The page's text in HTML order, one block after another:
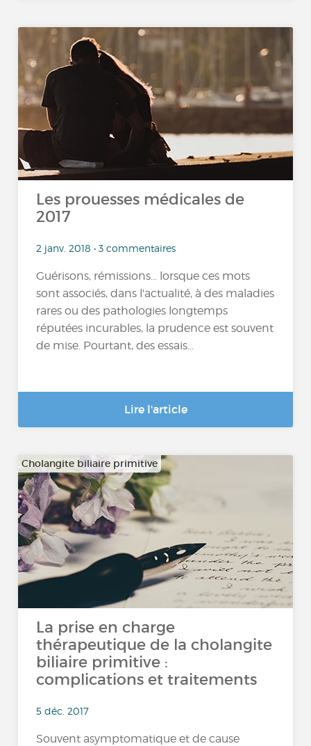
Les prouesses médicales de
2017
2 janv. 2018 • 3 commentaires
Guérisons, rémissions... lorsque ces mots
sont associés, dans l'actualité, à des maladies
rares ou des pathologies longtemps
réputées incurables, la prudence est souvent
de mise. Pourtant, des essais...
Lire l'article
Cholangite biliaire primitive
La prise en charge
thérapeutique de la cholangite
biliaire primitive :
complications et traitements
5 déc. 2017
Souvent asymptomatique et de cause